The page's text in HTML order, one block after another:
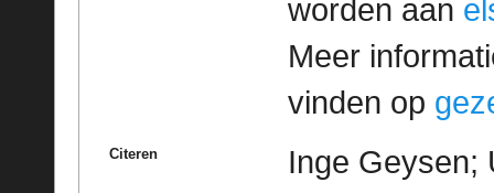
worden aan
Meer
vinden op
Citeren
Inge Geysen;